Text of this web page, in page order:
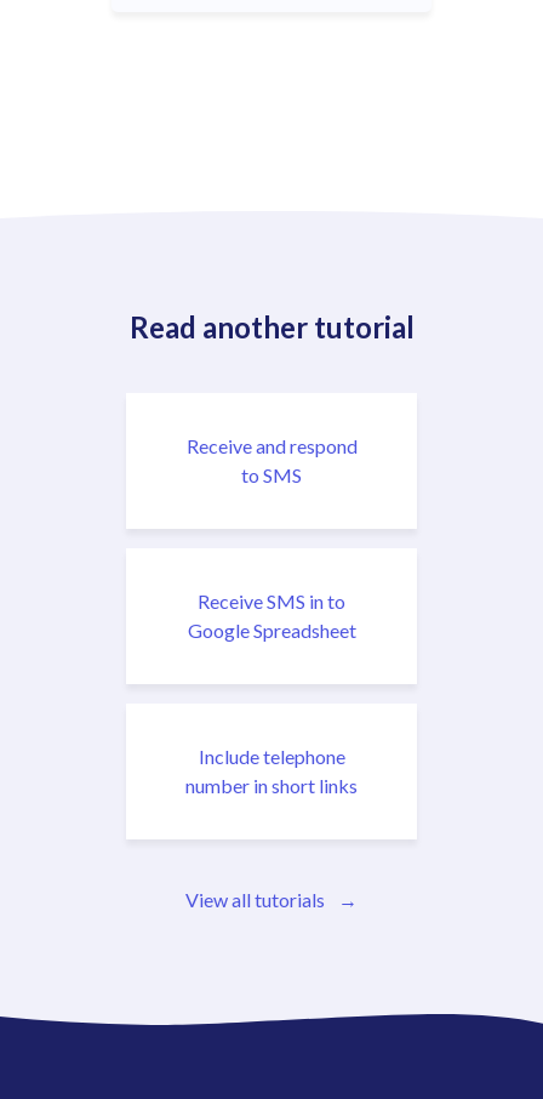
Read another tutorial
Receive and respond
to SMS
Receive SMS in to
Google Spreadsheet
Include telephone
number in short links
View all tutorials